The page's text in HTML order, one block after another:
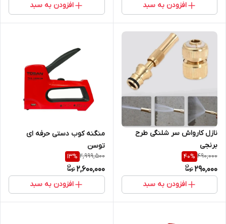
افزودن به سبد افزودن به سبد
نازل کارواش سر شلنگی طرح
برنجی
490,000
40%
290,000
افزودن به سبد
منگنه کوب دستی حرفه ای
توسن
2,999,500
13%
2,600,000
افزودن به سبد